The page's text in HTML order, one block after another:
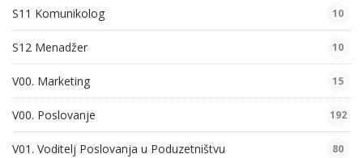
S11 Komunikolog 10
S12 Menadžer 10
V00. Marketing 15
V00. Poslovanje 192
V01. Voditelj Poslovanja u Poduzetništvu 80